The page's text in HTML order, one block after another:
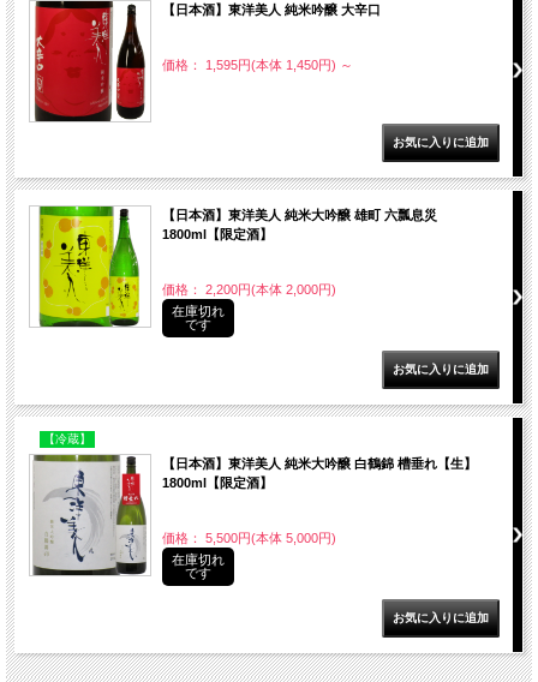
【日本酒】東洋美人 純米吟醸 大辛口
価格： 1,595円(本体 1,450円) ～
【日本酒】東洋美人 純米大吟醸 雄町 六瓢息災
1800ml【限定酒】
価格： 2,200円(本体 2,000円)
在庫切れ
です
【冷蔵】
【日本酒】東洋美人 純米大吟醸 白鶴錦 槽垂れ【生】
1800ml【限定酒】
価格： 5,500円(本体 5,000円)
在庫切れ
です